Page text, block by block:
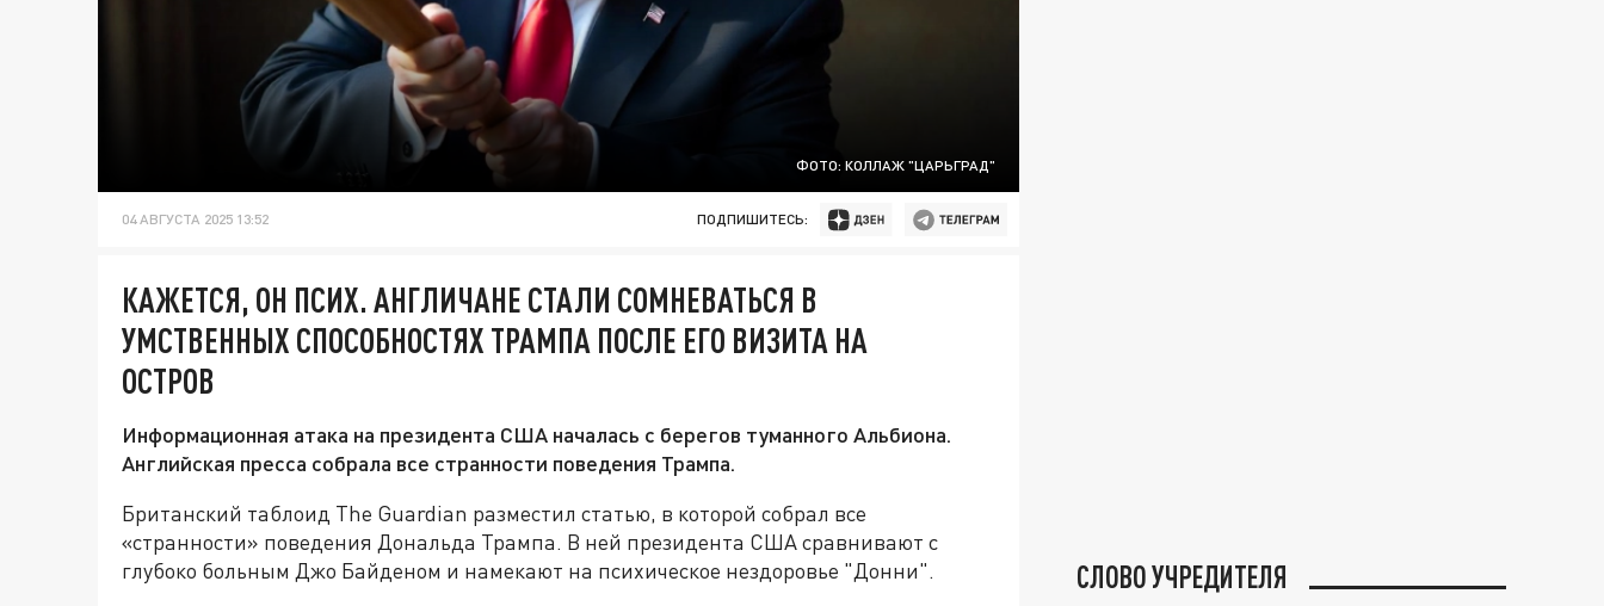
ФОТО: КОЛЛАЖ "ЦАРЬГРАД"
04 АВГУСТА 2025 13:52 ПОДПИШИТЕСЬ:
КАЖЕТСЯ, ОН ПСИХ. АНГЛИЧАНЕ СТАЛИ СОМНЕВАТЬСЯ В
УМСТВЕННЫХ СПОСОБНОСТЯХ ТРАМПА ПОСЛЕ ЕГО ВИЗИТА НА
ОСТРОВ
Информационная атака на президента США началась с берегов туманного Альбиона.
Английская пресса собрала все странности поведения Трампа.
Британский таблоид The Guardian разместил статью, в которой собрал все
«странности» поведения Дональда Трампа. В ней президента США сравнивают с
глубоко больным Джо Байденом и намекают на психическое нездоровье "Донни".
СЛОВО УЧРЕДИТЕЛЯ